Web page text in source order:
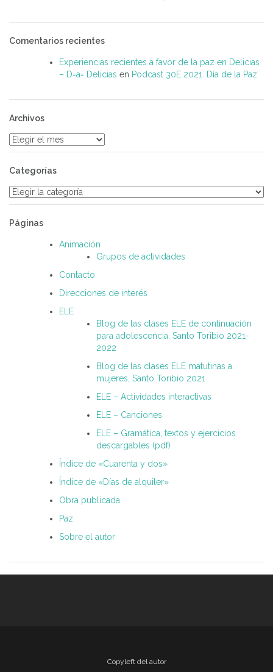
Comentarios recientes
Experiencias recientes a favor de la paz en Delicias
– D=a= Delicias en Podcast 30E 2021. Día de la Paz
Archivos
Archivos
Categorías
Categorías
Páginas
Animación
Grupos de actividades
Contacto
Direcciones de interés
ELE
Blog de las clases ELE de continuación
para adolescencia. Santo Toribio 2021-
2022
Blog de las clases ELE matutinas a
mujeres, Santo Toribio 2021
ELE – Actividades interactivas
ELE – Canciones
ELE – Gramática, textos y ejercicios
descargables (pdf)
Índice de «Cuarenta y dos»
Índice de «Días de alquiler»
Obra publicada
Paz
Sobre el autor
Copyleft del autor